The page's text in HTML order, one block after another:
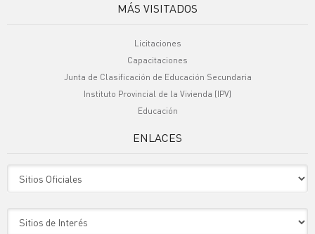
MÁS VISITADOS
Licitaciones
Capacitaciones
Junta de Clasificación de Educación Secundaria
Instituto Provincial de la Vivienda (IPV)
Educación
ENLACES